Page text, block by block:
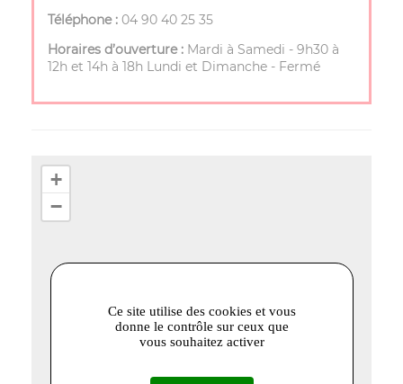
Téléphone : 04 90 40 25 35
Horaires d’ouverture : Mardi à Samedi - 9h30 à
12h et 14h à 18h Lundi et Dimanche - Fermé
+
−
Ce site utilise des cookies et vous
donne le contrôle sur ceux que
vous souhaitez activer